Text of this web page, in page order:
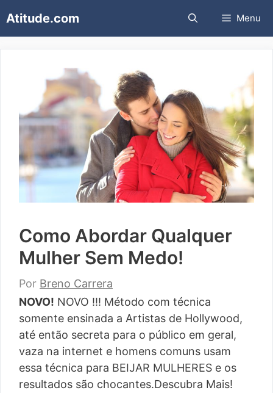
para
o
Atitude.com Menu
Como Abordar Qualquer
Mulher Sem Medo!
Por Breno Carrera
NOVO! NOVO !!! Método com técnica
somente ensinada a Artistas de Hollywood,
até então secreta para o público em geral,
vaza na internet e homens comuns usam
essa técnica para BEIJAR MULHERES e os
resultados são chocantes.Descubra Mais!